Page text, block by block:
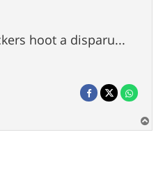
hoot a disparu...
a